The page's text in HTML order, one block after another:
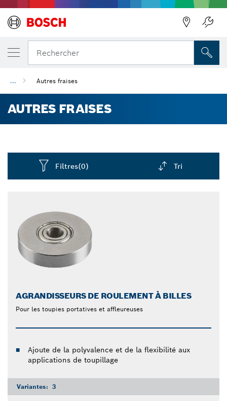
Rechercher
... Autres fraises
AUTRES FRAISES
Filtres(0) Tri
AGRANDISSEURS DE ROULEMENT À BILLES
Pour les toupies portatives et affleureuses
Ajoute de la polyvalence et de la flexibilité aux
applications de toupillage
Variantes: 3